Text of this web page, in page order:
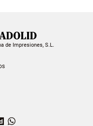
de Impresiones, S.L.
Dailymotion